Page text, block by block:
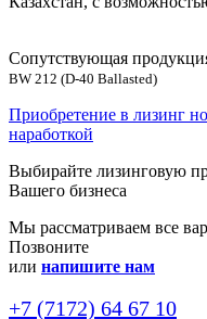
Сопутствующая
BW 212 (D-40 Ballasted)
Приобретение в лизинг
наработкой
Выбирайте лизинговую
Вашего бизнеса
Мы рассматриваем все
Позвоните
или напишите нам
+7 (7172) 64 67 10